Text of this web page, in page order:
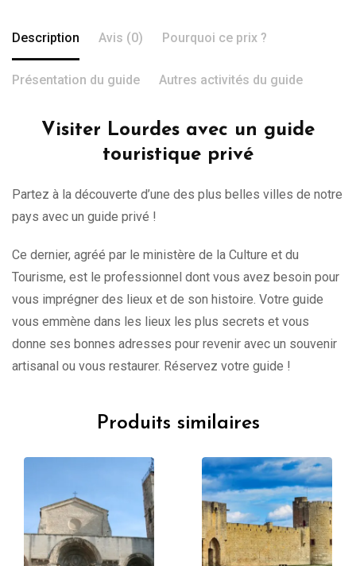
Description Avis (0) Pourquoi ce prix ?
Présentation du guide Autres activités du guide
Visiter Lourdes avec un guide
touristique privé
Partez à la découverte d’une des plus belles villes de notre
pays avec un guide privé !
Ce dernier, agréé par le ministère de la Culture et du
Tourisme, est le professionnel dont vous avez besoin pour
vous imprégner des lieux et de son histoire. Votre guide
vous emmène dans les lieux les plus secrets et vous
donne ses bonnes adresses pour revenir avec un souvenir
artisanal ou vous restaurer. Réservez votre guide !
Produits similaires